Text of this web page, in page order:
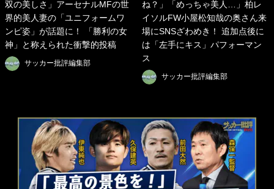
双の美しさ」アーセナルMFの世
界的美人妻の「ユニフォームワ
ンピ姿」が話題に！ 「勝利の女
神」と称えられた衝撃的投稿
サッカー批評編集部
ね？」「めっちゃ美人…」柏レ
イソルFW小屋松知哉の奥さん来
場にSNSざわめき！ 追加点後に
は「左手にキス」パフォーマン
ス
サッカー批評編集部